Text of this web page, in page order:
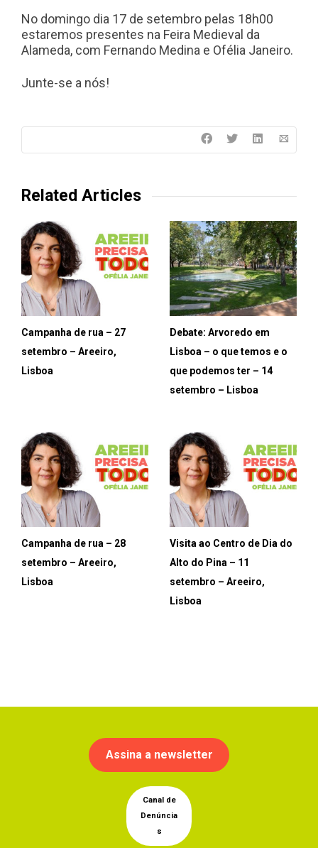
No domingo dia 17 de setembro pelas 18h00
estaremos presentes na Feira Medieval da
Alameda, com Fernando Medina e Ofélia Janeiro.
Junte-se a nós!
Related Articles
Campanha de rua – 27
setembro – Areeiro,
Lisboa
Debate: Arvoredo em
Lisboa – o que temos e o
que podemos ter – 14
setembro – Lisboa
Campanha de rua – 28
setembro – Areeiro,
Lisboa
Visita ao Centro de Dia do
Alto do Pina – 11
setembro – Areeiro,
Lisboa
Assina a newsletter
Canal de
Denúncia
s